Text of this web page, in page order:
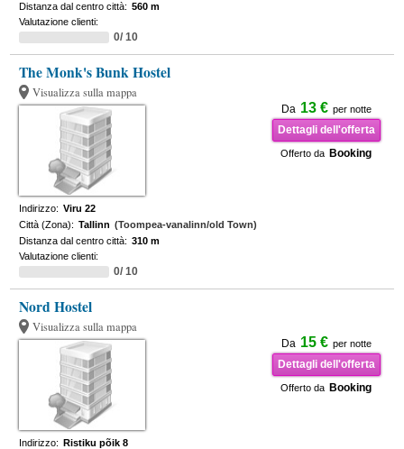
Distanza dal centro città: 560 m
Valutazione clienti:
0/ 10
The Monk's Bunk Hostel
Visualizza sulla mappa
Da 13 € per notte
Dettagli dell'offerta
Offerto da Booking
Indirizzo: Viru 22
Città (Zona): Tallinn (Toompea-vanalinn/old Town)
Distanza dal centro città: 310 m
Valutazione clienti:
0/ 10
Nord Hostel
Visualizza sulla mappa
Da 15 € per notte
Dettagli dell'offerta
Offerto da Booking
Indirizzo: Ristiku põik 8